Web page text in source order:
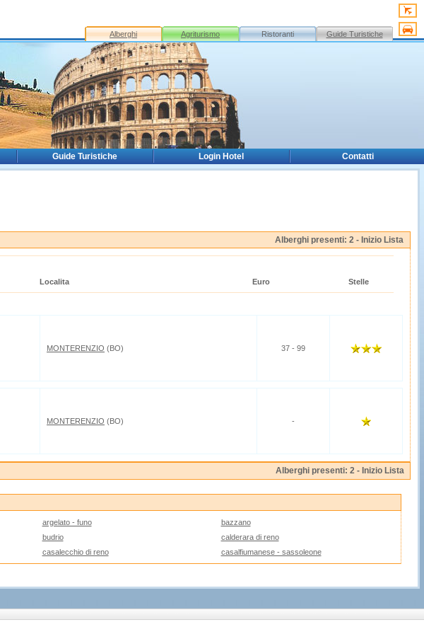
Alberghi Agriturismo Ristoranti Guide Turistiche
Guide Turistiche Login Hotel Contatti
Alberghi presenti: 2 - Inizio Lista
Localita Euro Stelle
MONTERENZIO (BO) 37 - 99
MONTERENZIO (BO) -
Alberghi presenti: 2 - Inizio Lista
argelato - funo
bazzano
budrio
calderara di reno
casalecchio di reno casalfiumanese - sassoleone